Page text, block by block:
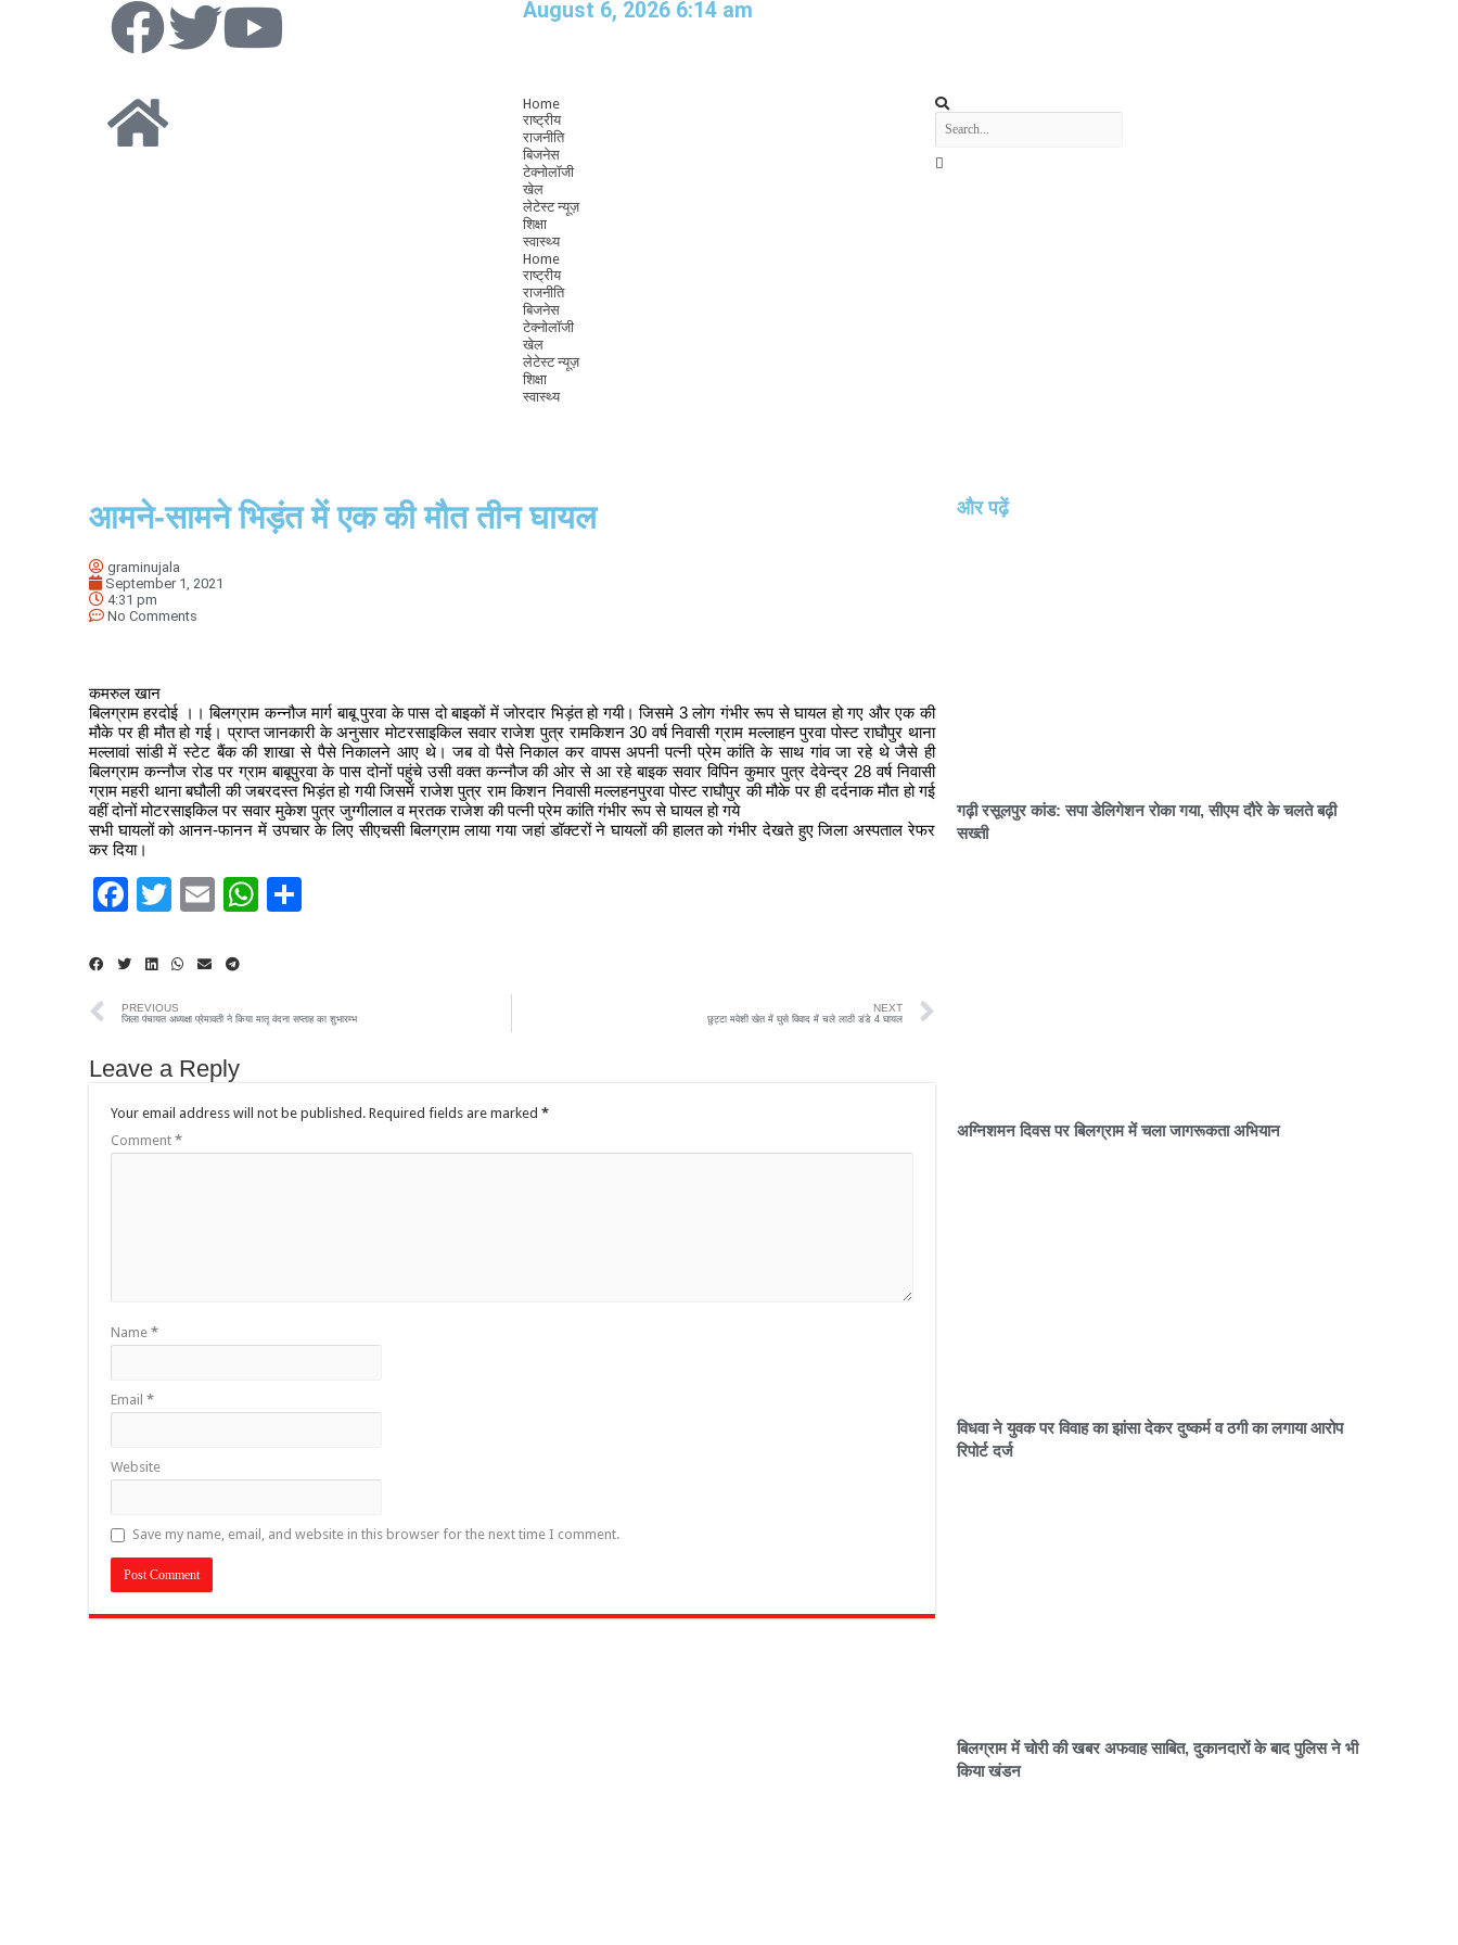
August 6, 2026 6:14 am
Home
राष्ट्रीय
राजनीति
बिजनेस
टेक्नोलॉजी
खेल
लेटेस्ट न्यूज़
शिक्षा
स्वास्थ्य
Home
राष्ट्रीय
राजनीति
बिजनेस
टेक्नोलॉजी
खेल
लेटेस्ट न्यूज़
शिक्षा
स्वास्थ्य
आमने-सामने भिड़ंत में एक की मौत तीन घायल
graminujala
September 1, 2021
4:31 pm
No Comments
कमरुल खान
बिलग्राम हरदोई ।। बिलग्राम कन्नौज मार्ग बाबू पुरवा के पास दो बाइकों में जोरदार भिड़ंत हो गयी। जिसमे 3 लोग गंभीर रूप से घायल हो गए और एक की
मौके पर ही मौत हो गई। प्राप्त जानकारी के अनुसार मोटरसाइकिल सवार राजेश पुत्र रामकिशन 30 वर्ष निवासी ग्राम मल्लाहन पुरवा पोस्ट राघौपुर थाना
मल्लावां सांडी में स्टेट बैंक की शाखा से पैसे निकालने आए थे। जब वो पैसे निकाल कर वापस अपनी पत्नी प्रेम कांति के साथ गांव जा रहे थे जैसे ही
बिलग्राम कन्नौज रोड पर ग्राम बाबूपुरवा के पास दोनों पहुंचे उसी वक्त कन्नौज की ओर से आ रहे बाइक सवार विपिन कुमार पुत्र देवेन्द्र 28 वर्ष निवासी
ग्राम महरी थाना बघौली की जबरदस्त भिड़ंत हो गयी जिसमें राजेश पुत्र राम किशन निवासी मल्लहनपुरवा पोस्ट राघौपुर की मौके पर ही दर्दनाक मौत हो गई
वहीं दोनों मोटरसाइकिल पर सवार मुकेश पुत्र जुग्गीलाल व म्रतक राजेश की पत्नी प्रेम कांति गंभीर रूप से घायल हो गये
सभी घायलों को आनन-फानन में उपचार के लिए सीएचसी बिलग्राम लाया गया जहां डॉक्टरों ने घायलों की हालत को गंभीर देखते हुए जिला अस्पताल रेफर
कर दिया।
Facebook
TwitterEmailWhatsApp
PREVIOUS
जिला पंचायत अध्यक्षा प्रेमावती ने किया मातृ वंदना सप्ताह का शुभारम्भ
NEXT
छुट्टा मवेशी खेत में घुसे विवाद में चले लाठी डंडे 4 घायल
Leave a Reply
Your email address will not be published. Required fields are marked *
Comment *
Name *
Email *
Website
Save my name, email, and website in this browser for the next time I comment.
और पढ़ें
गढ़ी रसूलपुर कांड: सपा डेलिगेशन रोका गया, सीएम दौरे के चलते बढ़ी
सख्ती
अग्निशमन दिवस पर बिलग्राम में चला जागरूकता अभियान
विधवा ने युवक पर विवाह का झांसा देकर दुष्कर्म व ठगी का लगाया आरोप
रिपोर्ट दर्ज
बिलग्राम में चोरी की खबर अफवाह साबित, दुकानदारों के बाद पुलिस ने भी
किया खंडन